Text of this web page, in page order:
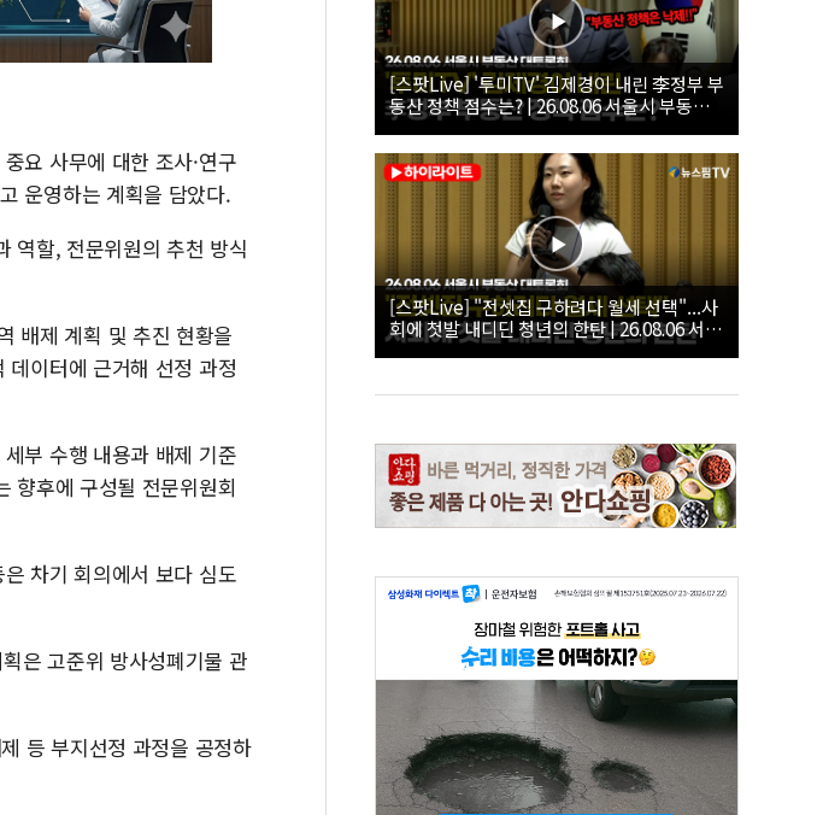
요 사무에 대한 조사·연구
운영하는 계획을 담았다.
역할, 전문위원의 추천 방식
배제 계획 및 추진 현황을
이터에 근거해 선정 과정
부 수행 내용과 배제 기준
향후에 구성될 전문위원회
차기 회의에서 보다 심도
은 고준위 방사성폐기물 관
등 부지선정 과정을 공정하
[스팟Live] '투미TV' 김제경이 내린 李정부 부
동산 정책 점수는? | 26.08.06 서울시 부동산
대토론회
[스팟Live] "전셋집 구하려다 월세 선택"...사
회에 첫발 내디딘 청년의 한탄 | 26.08.06 서울
시 부동산 대토론회